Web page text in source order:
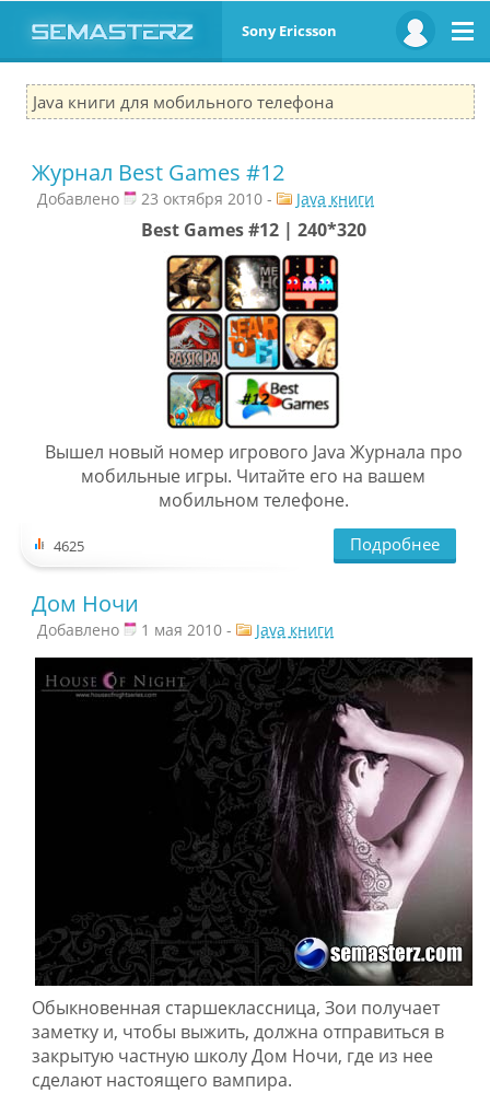
Sony Ericsson
Java книги для мобильного телефона
Журнал Best Games #12
Добавлено 23 октября 2010 - Java книги
Best Games #12 | 240*320
Вышел новый номер игрового Java Журнала про
мобильные игры. Читайте его на вашем
мобильном телефоне.
4625 Подробнее
Дом Ночи
Добавлено 1 мая 2010 - Java книги
Обыкновенная старшеклассница, Зои получает
заметку и, чтобы выжить, должна отправиться в
закрытую частную школу Дом Ночи, где из нее
сделают настоящего вампира.